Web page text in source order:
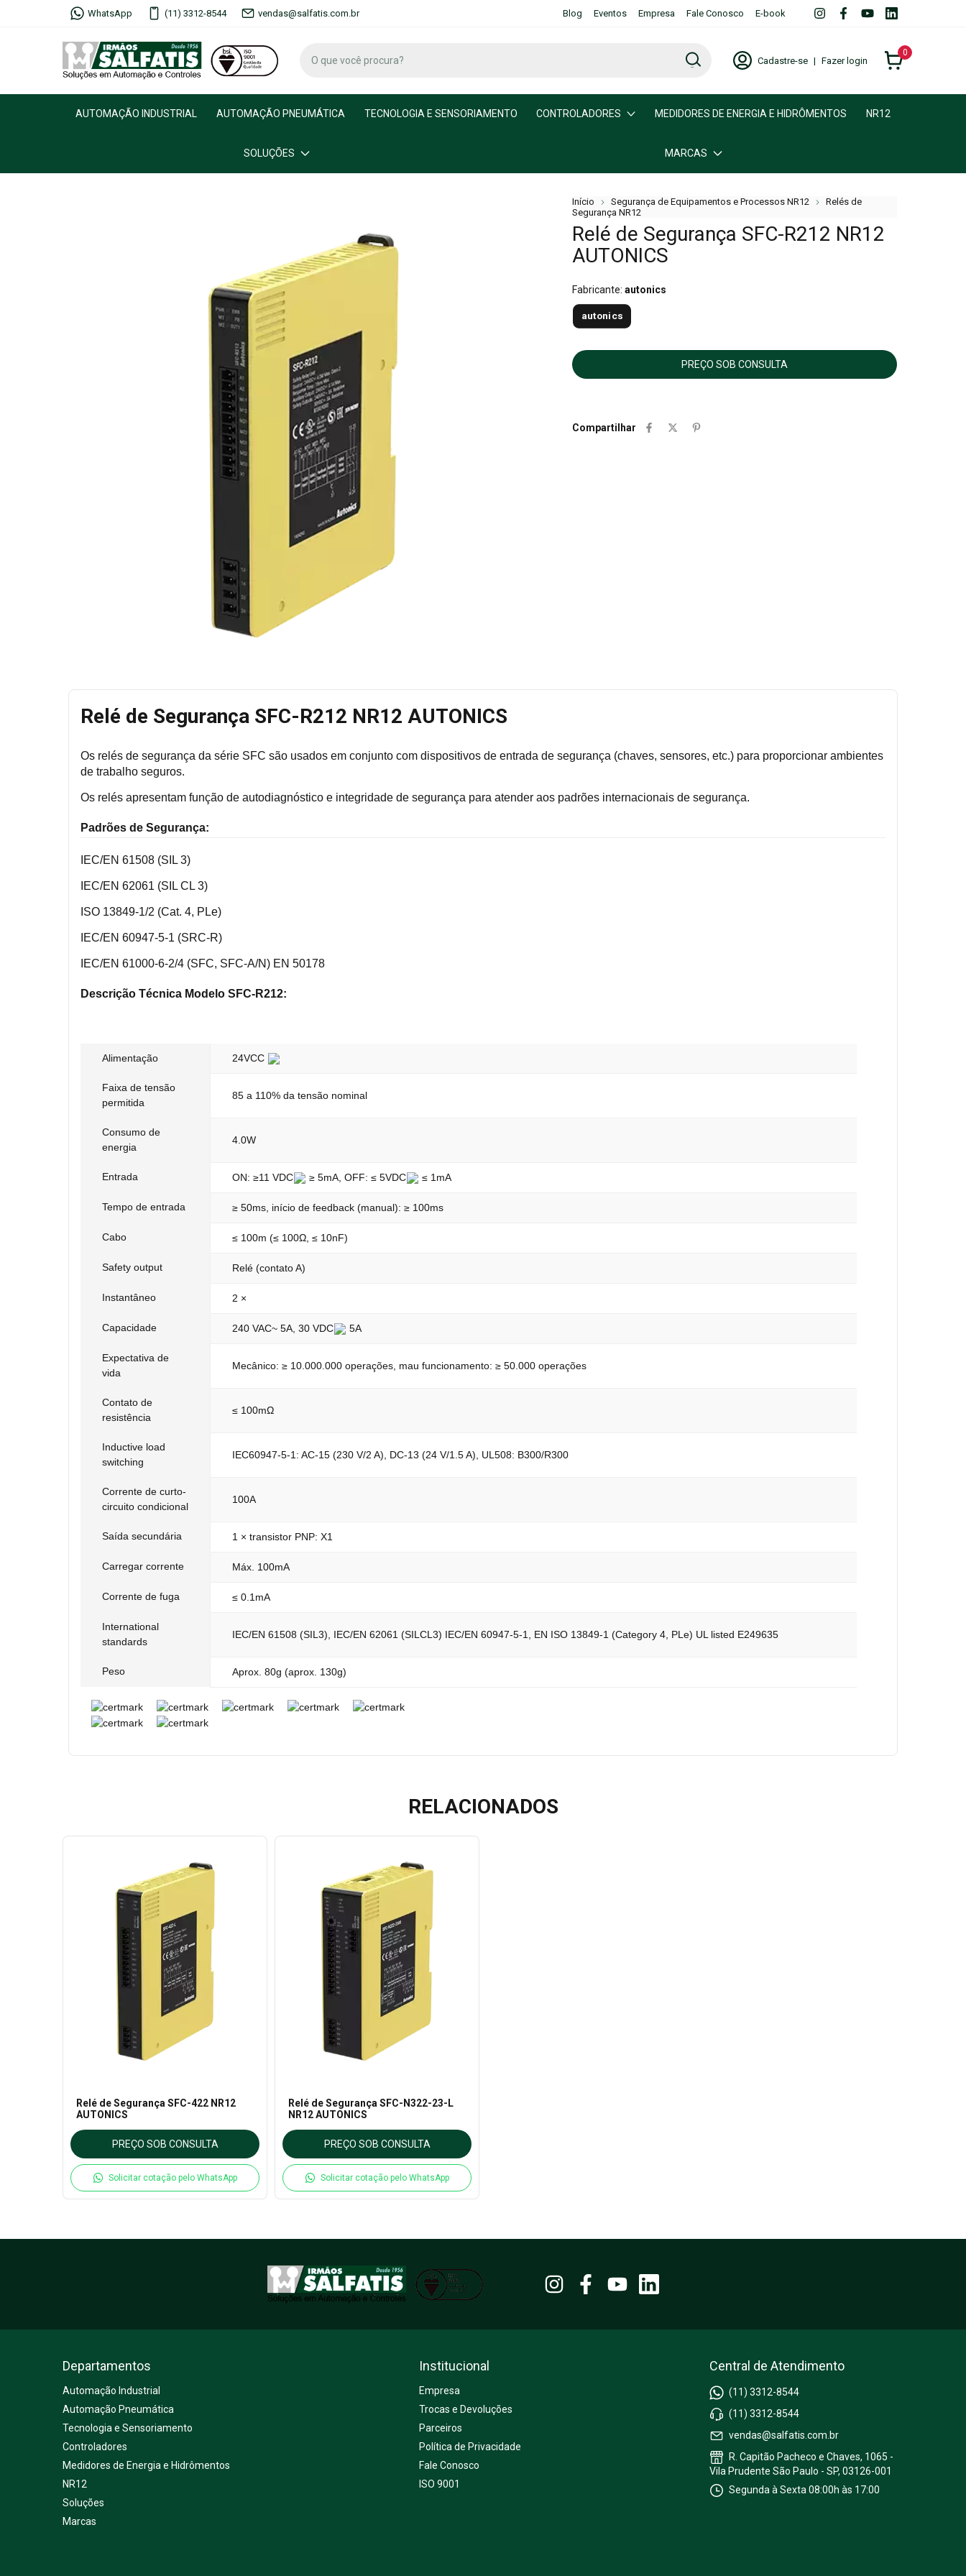
WhatsApp (11) 3312-8544 vendas@salfatis.com.br Blog Eventos Empresa Fale Conosco E-book
Cadastre-se | Fazer login
0
AUTOMAÇÃO INDUSTRIAL AUTOMAÇÃO PNEUMÁTICA TECNOLOGIA E SENSORIAMENTO CONTROLADORES MEDIDORES DE ENERGIA E HIDRÔMENTOS NR12
SOLUÇÕES MARCAS
Início Segurança de Equipamentos e Processos NR12
Relés de
Segurança NR12
Relé de Segurança SFC-R212 NR12
AUTONICS
Fabricante: autonics
autonics
Compartilhar
Relé de Segurança SFC-R212 NR12 AUTONICS
Os relés de segurança da série SFC são usados em conjunto com dispositivos de entrada de segurança (chaves, sensores, etc.) para proporcionar ambientes
de trabalho seguros.
Os relés apresentam função de autodiagnóstico e integridade de segurança para atender aos padrões internacionais de segurança.
Padrões de Segurança:
IEC/EN 61508 (SIL 3)
IEC/EN 62061 (SIL CL 3)
ISO 13849-1/2 (Cat. 4, PLe)
IEC/EN 60947-5-1 (SRC-R)
IEC/EN 61000-6-2/4 (SFC, SFC-A/N) EN 50178
Descrição Técnica Modelo SFC-R212:
Alimentação 24VCC
Faixa de tensão
permitida
85 a 110% da tensão nominal
Consumo de
energia
4.0W
Entrada ON: ≥11 VDC ≥ 5mA, OFF: ≤ 5VDC ≤ 1mA
Tempo de entrada ≥ 50ms, início de feedback (manual): ≥ 100ms
Cabo ≤ 100m (≤ 100Ω, ≤ 10nF)
Safety output Relé (contato A)
Instantâneo 2 ×
Capacidade 240 VAC~ 5A, 30 VDC 5A
Expectativa de
vida
Mecânico: ≥ 10.000.000 operações, mau funcionamento: ≥ 50.000 operações
Contato de
resistência
≤ 100mΩ
Inductive load
switching
IEC60947-5-1: AC-15 (230 V/2 A), DC-13 (24 V/1.5 A), UL508: B300/R300
Corrente de curto-
circuito condicional
100A
Saída secundária 1 × transistor PNP: X1
Carregar corrente Máx. 100mA
Corrente de fuga ≤ 0.1mA
International
standards
IEC/EN 61508 (SIL3), IEC/EN 62061 (SILCL3) IEC/EN 60947-5-1, EN ISO 13849-1 (Category 4, PLe) UL listed E249635
Peso Aprox. 80g (aprox. 130g)
RELACIONADOS
Relé de Segurança SFC-422 NR12
AUTONICS
PREÇO SOB CONSULTA
Solicitar cotação pelo WhatsApp
Relé de Segurança SFC-N322-23-L
NR12 AUTONICS
PREÇO SOB CONSULTA
Solicitar cotação pelo WhatsApp
Departamentos
Automação Industrial
Automação Pneumática
Tecnologia e Sensoriamento
Controladores
Medidores de Energia e Hidrômentos
NR12
Soluções
Marcas
Institucional
Empresa
Trocas e Devoluções
Parceiros
Política de Privacidade
Fale Conosco
ISO 9001
Central de Atendimento
(11) 3312-8544
(11) 3312-8544
vendas@salfatis.com.br
R. Capitão Pacheco e Chaves, 1065 -
Vila Prudente São Paulo - SP, 03126-001
Segunda à Sexta 08:00h às 17:00